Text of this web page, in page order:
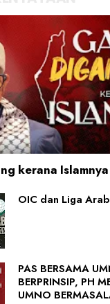
kerana Islamnya
OIC dan Liga
PAS BERSAMA
BERPRINSIP, PH
UMNO